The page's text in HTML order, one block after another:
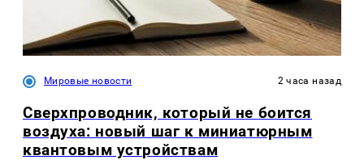
Мировые новости 2 часа назад
Сверхпроводник, который не боится
воздуха: новый шаг к миниатюрным
квантовым устройствам